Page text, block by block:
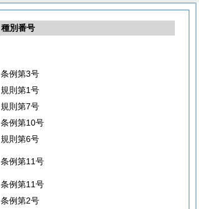
種別番号
条例第3号
規則第1号
規則第7号
条例第10号
規則第6号
条例第11号
条例第11号
条例第2号